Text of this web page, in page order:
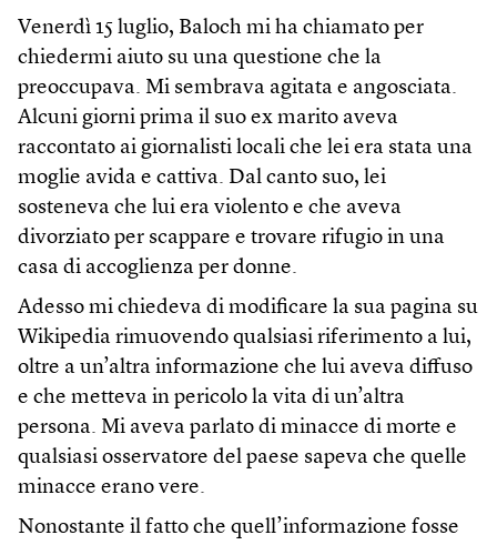
Venerdì 15 luglio, Baloch mi ha chiamato per
chiedermi aiuto su una questione che la
preoccupava. Mi sembrava agitata e angosciata.
Alcuni giorni prima il suo ex marito aveva
raccontato ai giornalisti locali che lei era stata una
moglie avida e cattiva. Dal canto suo, lei
sosteneva che lui era violento e che aveva
divorziato per scappare e trovare rifugio in una
casa di accoglienza per donne.
Adesso mi chiedeva di modificare la sua pagina su
Wikipedia rimuovendo qualsiasi riferimento a lui,
oltre a un’altra informazione che lui aveva diffuso
e che metteva in pericolo la vita di un’altra
persona. Mi aveva parlato di minacce di morte e
qualsiasi osservatore del paese sapeva che quelle
minacce erano vere.
Nonostante il fatto che quell’informazione fosse